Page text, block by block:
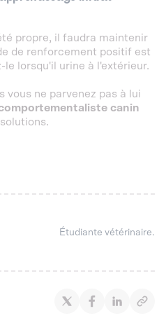
propre, il faudra maintenir
de renforcement positif est
le lorsqu'il urine à l'extérieur.
ne parvenez pas à lui
canin
Étudiante vétérinaire.